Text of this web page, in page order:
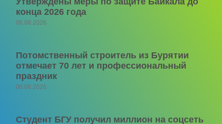
конца 2026 года
06.08.2026
Потомственный строитель из Бурятии
отмечает 70 лет и профессиональный
праздник
06.08.2026
Студент БГУ получил миллион на соцсеть